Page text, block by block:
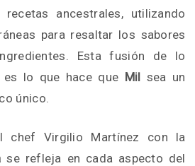
ancestrales, utilizando
para resaltar los sabores
Esta fusión de lo
lo que hace que Mil sea un
único.
chef Virgilio Martínez con la
se refleja en cada aspecto del